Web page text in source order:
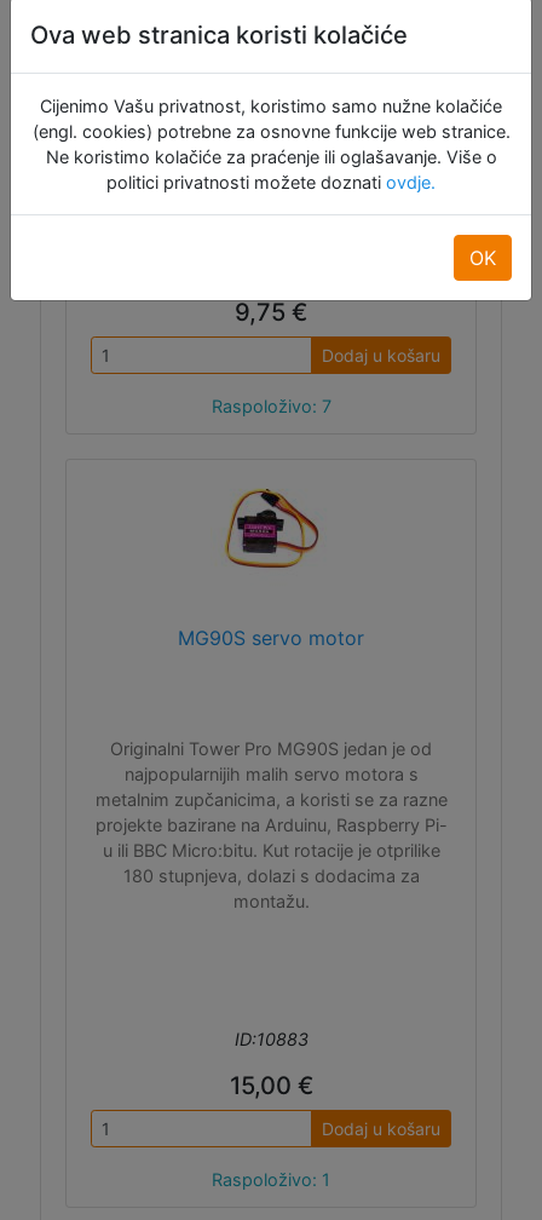
na Arduinu, Raspberry Pi-u ili BBC
Micro:bitu, može se koristiti s bilo kojim
standardnim servo libraryem. Kut rotacije je
otprilike 180 stupnjeva, dolazi s dodacima
za montažu.
9,75 €
Dodaj u košaru
Raspoloživo: 7
MG90S servo motor
Originalni Tower Pro MG90S jedan je od
najpopularnijih malih servo motora s
metalnim zupčanicima, a koristi se za razne
projekte bazirane na Arduinu, Raspberry Pi-
u ili BBC Micro:bitu. Kut rotacije je otprilike
180 stupnjeva, dolazi s dodacima za
montažu.
ID:10883
15,00 €
Dodaj u košaru
Raspoloživo: 1
Ova web stranica koristi kolačiće
Cijenimo Vašu privatnost, koristimo samo nužne kolačiće
(engl. cookies) potrebne za osnovne funkcije web stranice.
Ne koristimo kolačiće za praćenje ili oglašavanje. Više o
politici privatnosti možete doznati ovdje.
OK